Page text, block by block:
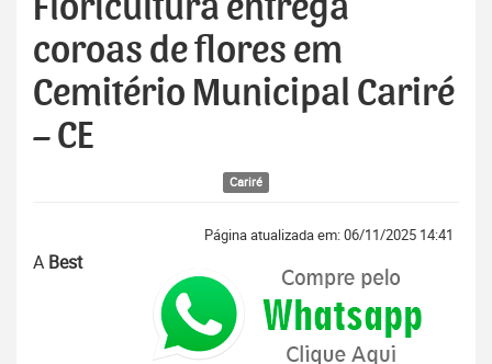
Floricultura entrega
coroas de flores em
Cemitério Municipal Cariré
– CE
Cariré
Página atualizada em: 06/11/2025 14:41
A Best